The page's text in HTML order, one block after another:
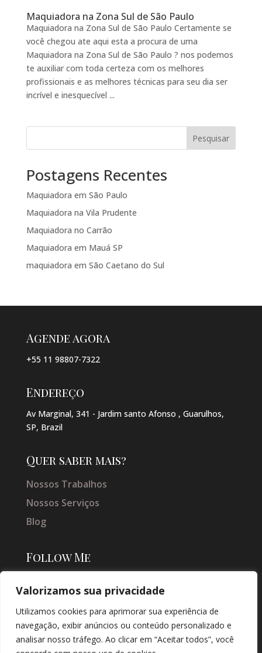
Valorizamos sua privacidade
Utilizamos cookies para aprimorar sua experiência de
navegação, exibir anúncios ou conteúdo personalizado e
analisar nosso tráfego. Ao clicar em “Aceitar todos”, você
Maquiadora na Zona Sul de São Paulo
Maquiadora na Zona Sul de São Paulo Certamente se
você chegou ate aqui esta a procura de uma
Maquiadora na Zona Sul de São Paulo ? nos podemos
te auxiliar com toda certeza com os melhores
profissionais e as melhores técnicas para seu dia ser
incrível e inesquecível ...
Pesquisar
Postagens Recentes
Maquiadora em São Paulo
Maquiadora na Vila Prudente
Maquiadora no Carrão
Maquiadora em Mauá SP
maquiadora em São Caetano do Sul
Agende agora
+55 11 98807-7322
Endereço
Av Marginal, 341 - Jardim santo Afonso , Guarulhos,
SP, Brazil
Quer saber mais?
Nossos Trabalhos
Nossos Serviços
Blog
Follow Me